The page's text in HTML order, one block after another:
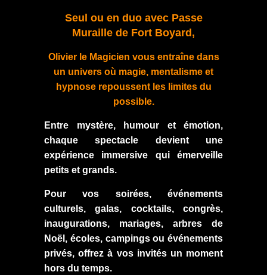
Seul ou en duo avec Passe
Muraille de Fort Boyard,
Olivier le Magicien vous entraîne dans
un univers où magie, mentalisme et
hypnose repoussent les limites du
possible.
Entre mystère, humour et émotion,
chaque spectacle devient une
expérience immersive qui émerveille
petits et grands.
Pour vos soirées, événements
culturels, galas, cocktails, congrès,
inaugurations, mariages, arbres de
Noël, écoles, campings ou événements
privés, offrez à vos invités un moment
hors du temps.